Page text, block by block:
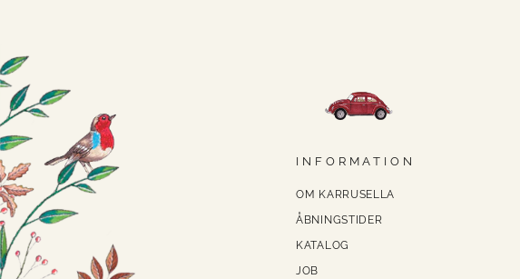
INFORMATION
OM KARRUSELLA
ÅBNINGSTIDER
KATALOG
JOB